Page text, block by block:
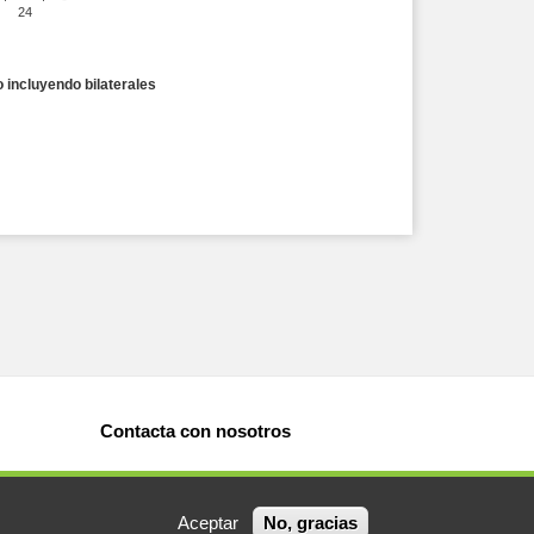
incluyendo bilaterales
24
Contacta con nosotros
Aceptar No, gracias